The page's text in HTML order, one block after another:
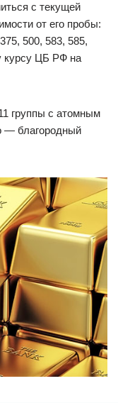
с текущей
от его пробы:
500, 583, 585,
курсу ЦБ РФ на
группы с атомным
— благородный